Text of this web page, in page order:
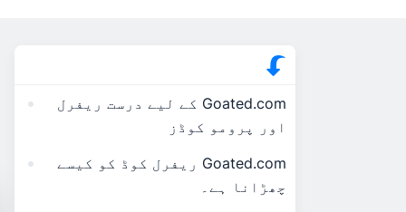
Goated.com کے لیے درست ریفرل
اور پرومو کوڈز
Goated.com ریفرل کوڈ کو کیسے
چھڑانا ہے۔